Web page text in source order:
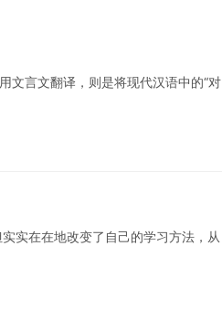
文言文翻译，则是将现代汉语中的“对
实在在地改变了自己的学习方法，从